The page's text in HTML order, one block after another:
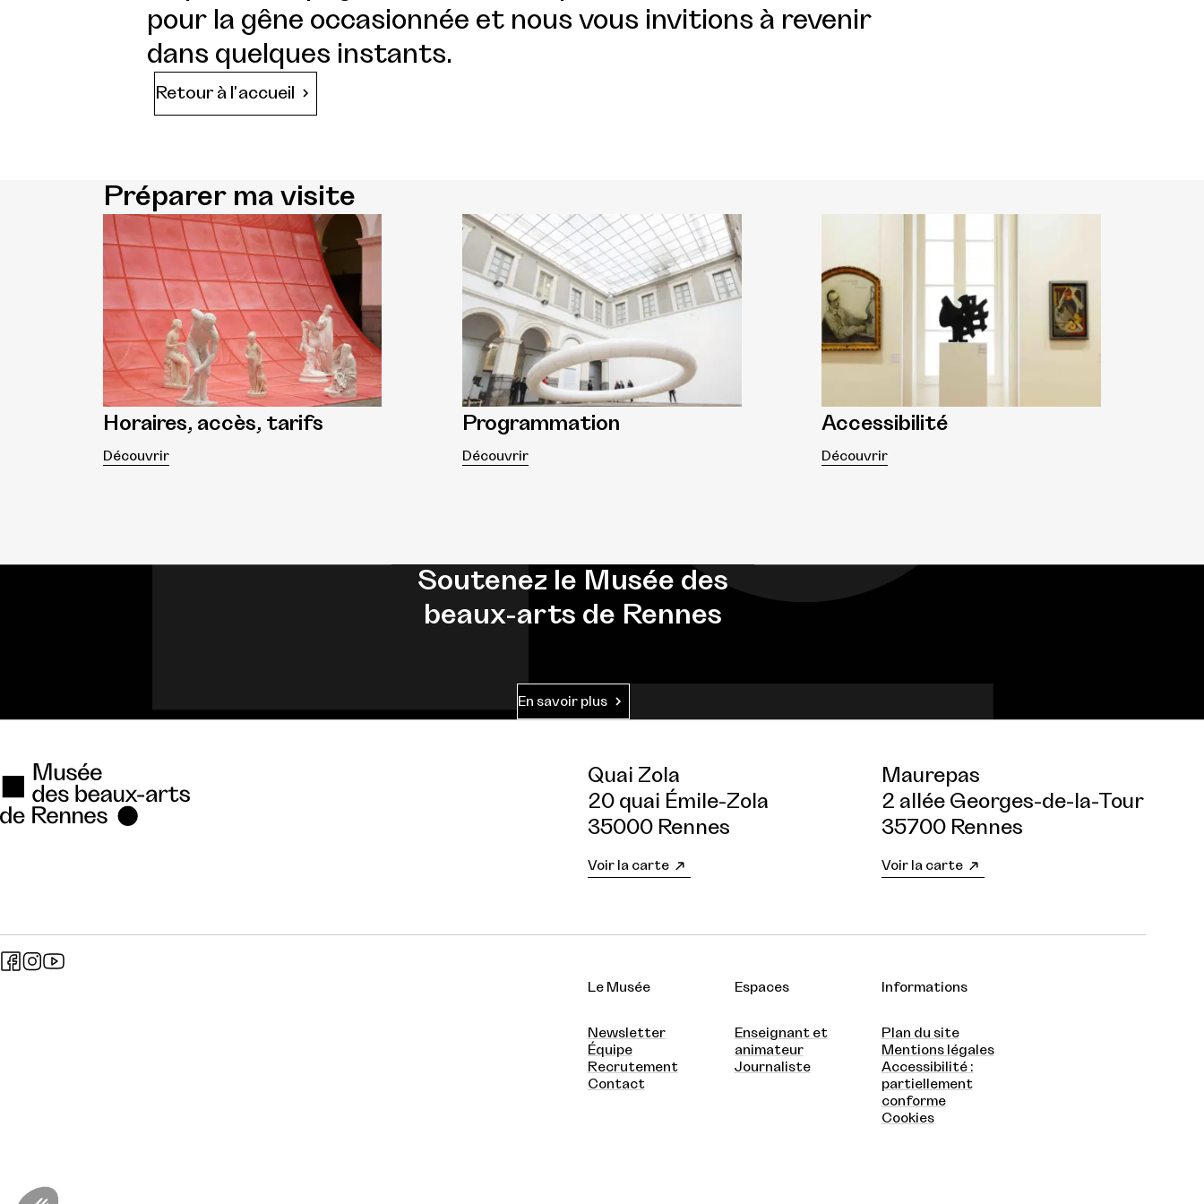
pour la gêne occasionnée et nous vous invitions à revenir
dans quelques instants.
Retour à l'accueil
Préparer ma visite
Horaires, accès, tarifs
Découvrir
Programmation
Découvrir
Accessibilité
Découvrir
Soutenez le Musée des
beaux-arts de Rennes
En savoir plus
Quai Zola
20 quai Émile-Zola
35000 Rennes
Voir la carte
Maurepas
2 allée Georges-de-la-Tour
35700 Rennes
Voir la carte
Le Musée
Newsletter
Équipe
Recrutement
Contact
Espaces
Enseignant et
animateur
Journaliste
Informations
Plan du site
Mentions légales
Accessibilité :
partiellement
conforme
Cookies